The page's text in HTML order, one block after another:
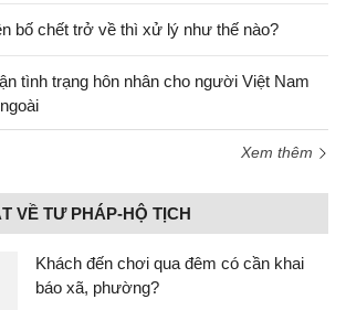
bố chết trở về thì xử lý như thế nào?
tình trạng hôn nhân cho người Việt Nam
Xem thêm
VỀ TƯ PHÁP-HỘ TỊCH
Khách đến chơi qua đêm có cần khai
báo xã, phường?